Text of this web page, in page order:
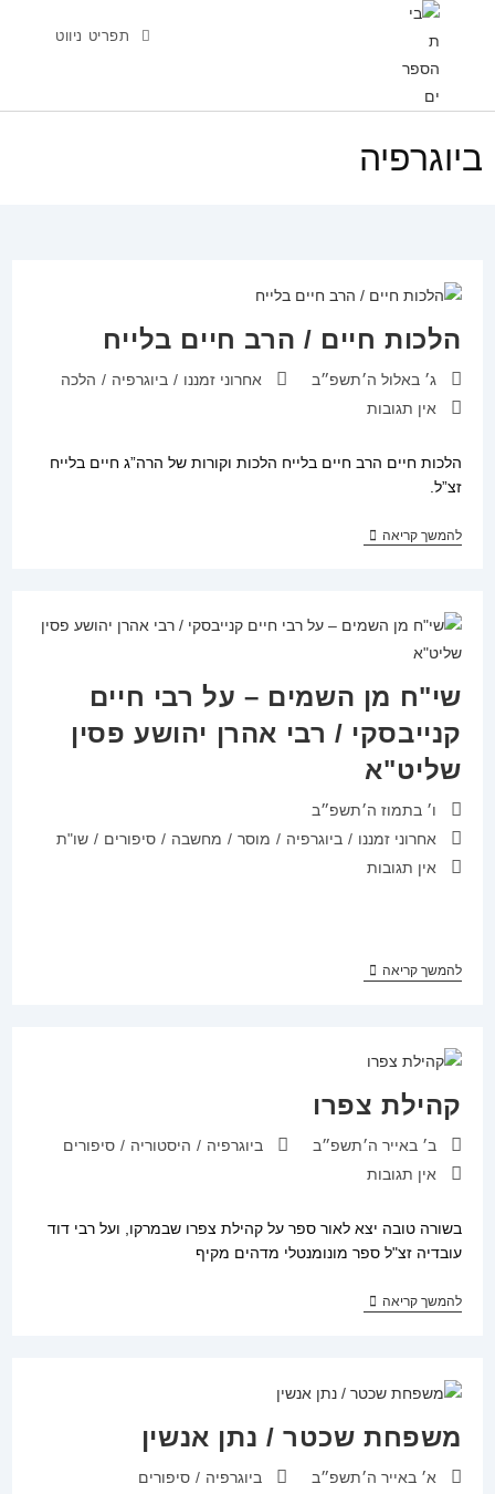
תפריט ניווט
ביוגרפיה
הלכות חיים / הרב חיים בלייח
פורסם:ג׳ באלול ה׳תשפ״ב קטגוריה:אחרוני זמננו / ביוגרפיה / הלכה
תגובות:אין תגובות
הלכות חיים הרב חיים בלייח הלכות וקורות של הרה”ג חיים בלייח
זצ”ל.
להמשך קריאההלכות
בלייח
שי"ח מן השמים – על רבי חיים
קנייבסקי / רבי אהרן יהושע פסין
שליט"א
פורסם:ו׳ בתמוז ה׳תשפ״ב
קטגוריה:אחרוני זמננו / ביוגרפיה / מוסר / מחשבה / סיפורים / שו"ת
תגובות:אין תגובות
להמשך קריאהשי"ח
רבי
/
אהרן
פסין
קהילת צפרו
פורסם:ב׳ באייר ה׳תשפ״ב קטגוריה:
ביוגרפיה / היסטוריה / סיפורים
תגובות:אין תגובות
בשורה טובה יצא לאור ספר על קהילת צפרו שבמרקו, ועל רבי דוד
עובדיה זצ"ל ספר מונומנטלי מדהים מקיף
להמשך קריאהקהילת
משפחת שכטר / נתן אנשין
פורסם:א׳ באייר ה׳תשפ״ב קטגוריה:
ביוגרפיה / סיפורים